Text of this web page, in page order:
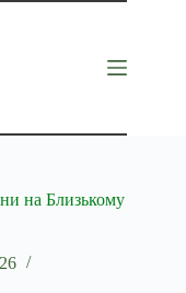
на Близькому